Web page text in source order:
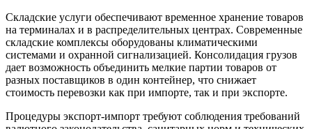
Складские услуги обеспечивают временное хранение товаров
на терминалах и в распределительных центрах. Современные
складские комплексы оборудованы климатическими
системами и охранной сигнализацией. Консолидация грузов
дает возможность объединить мелкие партии товаров от
разных поставщиков в один контейнер, что снижает
стоимость перевозки как при импорте, так и при экспорте.
Процедуры экспорт-импорт требуют соблюдения требований